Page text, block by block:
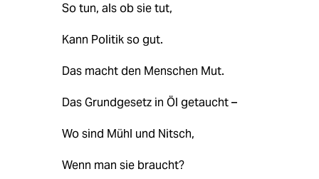
So tun, als ob sie tut,
Kann Politik so gut.
Das macht den Menschen Mut.
Das Grundgesetz in Öl getaucht –
Wo sind Mühl und Nitsch,
Wenn man sie braucht?